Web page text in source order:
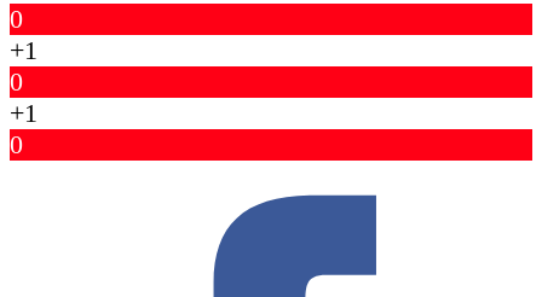
0
+1
0
+1
0